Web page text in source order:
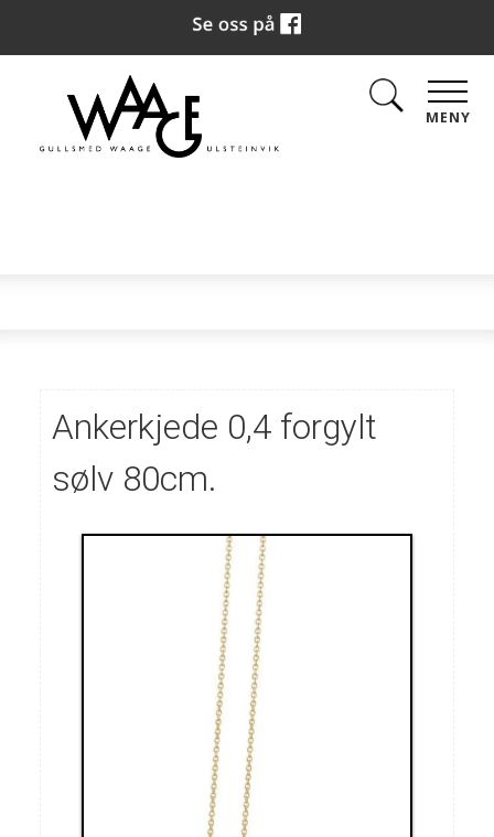
MENY
Ankerkjede 0,4 forgylt
sølv 80cm.